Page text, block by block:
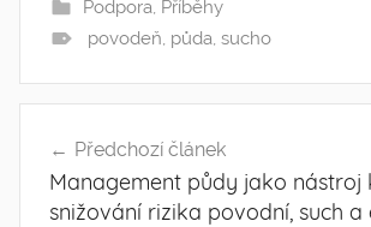
Podpora, Příběhy
povodeň, půda, sucho
Post
navigation
Předchozí článek
Management půdy jako nástroj
snižování rizika povodní, such a